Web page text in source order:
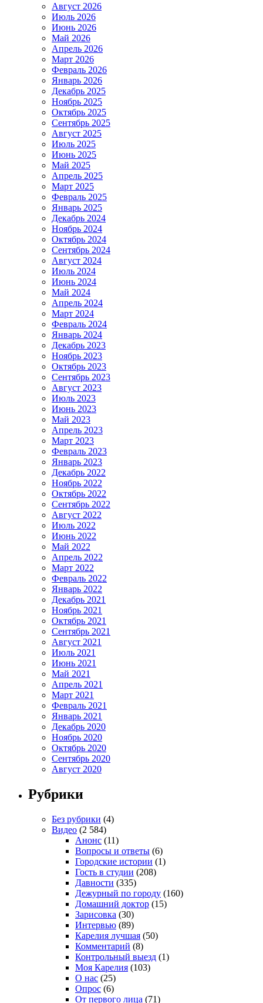
Август 2026
Июль 2026
Июнь 2026
Май 2026
Апрель 2026
Март 2026
Февраль 2026
Январь 2026
Декабрь 2025
Ноябрь 2025
Октябрь 2025
Сентябрь 2025
Август 2025
Июль 2025
Июнь 2025
Май 2025
Апрель 2025
Март 2025
Февраль 2025
Январь 2025
Декабрь 2024
Ноябрь 2024
Октябрь 2024
Сентябрь 2024
Август 2024
Июль 2024
Июнь 2024
Май 2024
Апрель 2024
Март 2024
Февраль 2024
Январь 2024
Декабрь 2023
Ноябрь 2023
Октябрь 2023
Сентябрь 2023
Август 2023
Июль 2023
Июнь 2023
Май 2023
Апрель 2023
Март 2023
Февраль 2023
Январь 2023
Декабрь 2022
Ноябрь 2022
Октябрь 2022
Сентябрь 2022
Август 2022
Июль 2022
Июнь 2022
Май 2022
Апрель 2022
Март 2022
Февраль 2022
Январь 2022
Декабрь 2021
Ноябрь 2021
Октябрь 2021
Сентябрь 2021
Август 2021
Июль 2021
Июнь 2021
Май 2021
Апрель 2021
Март 2021
Февраль 2021
Январь 2021
Декабрь 2020
Ноябрь 2020
Октябрь 2020
Сентябрь 2020
Август 2020
Рубрики
Без рубрики (4)
Видео (2 584)
Анонс (11)
Вопросы и ответы (6)
Городские истории (1)
Гость в студии (208)
Давности (335)
Дежурный по городу (160)
Домашний доктор (15)
Зарисовка (30)
Интервью (89)
Карелия лучшая (50)
Комментарий (8)
Контрольный выезд (1)
Моя Карелия (103)
О нас (25)
Опрос (6)
От первого лица (71)